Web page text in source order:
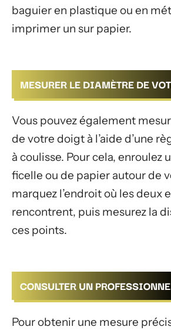
baguier en plastique ou en
imprimer un sur papier.
MESURER LE DIAMÈTRE DE
Vous pouvez également
de votre doigt à l’aide d’une
à coulisse. Pour cela, enroulez
ficelle ou de papier autour de
marquez l’endroit où les deux
rencontrent, puis mesurez la
ces points.
CONSULTER UN
Pour obtenir une mesure